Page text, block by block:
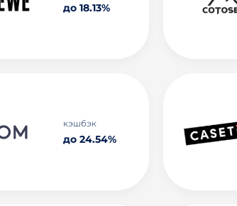
до 18.13%
кэшбэк
до 24.54%